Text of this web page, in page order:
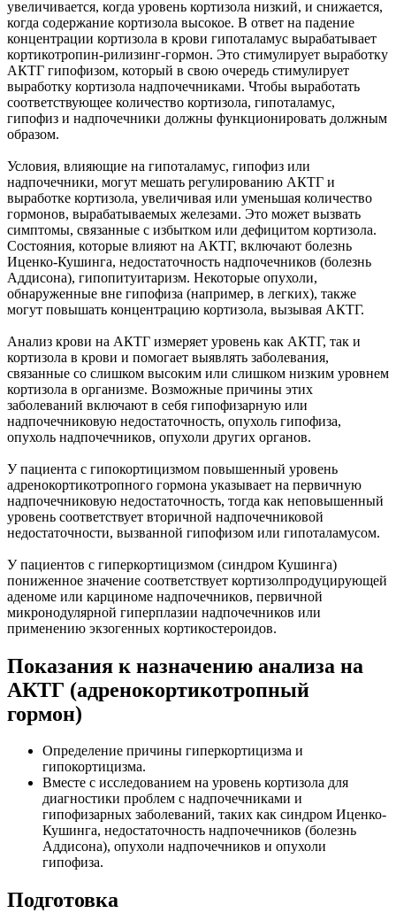
увеличивается, когда уровень кортизола низкий, и снижается,
когда содержание кортизола высокое. В ответ на падение
концентрации кортизола в крови гипоталамус вырабатывает
кортикотропин-рилизинг-гормон. Это стимулирует выработку
АКТГ гипофизом, который в свою очередь стимулирует
выработку кортизола надпочечниками. Чтобы выработать
соответствующее количество кортизола, гипоталамус,
гипофиз и надпочечники должны функционировать должным
образом.
Условия, влияющие на гипоталамус, гипофиз или
надпочечники, могут мешать регулированию АКТГ и
выработке кортизола, увеличивая или уменьшая количество
гормонов, вырабатываемых железами. Это может вызвать
симптомы, связанные с избытком или дефицитом кортизола.
Состояния, которые влияют на АКТГ, включают болезнь
Иценко-Кушинга, недостаточность надпочечников (болезнь
Аддисона), гипопитуитаризм. Некоторые опухоли,
обнаруженные вне гипофиза (например, в легких), также
могут повышать концентрацию кортизола, вызывая АКТГ.
Анализ крови на АКТГ измеряет уровень как АКТГ, так и
кортизола в крови и помогает выявлять заболевания,
связанные со слишком высоким или слишком низким уровнем
кортизола в организме. Возможные причины этих
заболеваний включают в себя гипофизарную или
надпочечниковую недостаточность, опухоль гипофиза,
опухоль надпочечников, опухоли других органов.
У пациента с гипокортицизмом повышенный уровень
адренокортикотропного гормона указывает на первичную
надпочечниковую недостаточность, тогда как неповышенный
уровень соответствует вторичной надпочечниковой
недостаточности, вызванной гипофизом или гипоталамусом.
У пациентов с гиперкортицизмом (синдром Кушинга)
пониженное значение соответствует кортизолпродуцирующей
аденоме или карциноме надпочечников, первичной
микронодулярной гиперплазии надпочечников или
применению экзогенных кортикостероидов.
Показания к назначению анализа на
АКТГ (адренокортикотропный
гормон)
Определение причины гиперкортицизма и
гипокортицизма.
Вместе с исследованием на уровень кортизола для
диагностики проблем с надпочечниками и
гипофизарных заболеваний, таких как синдром Иценко-
Кушинга, недостаточность надпочечников (болезнь
Аддисона), опухоли надпочечников и опухоли
гипофиза.
Подготовка